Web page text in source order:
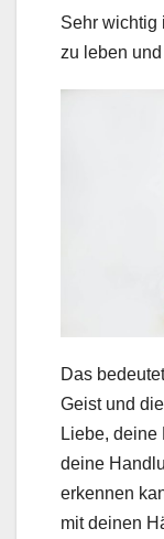
Sehr wichtig
zu leben
Das
Geist und
Liebe, deine
deine
erkennen
mit deinen